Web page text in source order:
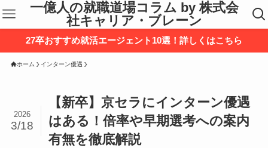
一億人の就職道場コラム by 株式会
社キャリア・ブレーン
27卒おすすめ就活エージェント10選！詳しくはこちら
ホーム インターン優遇
【新卒】京セラにインターン優遇
はある！倍率や早期選考への案内
有無を徹底解説
2026
3/18